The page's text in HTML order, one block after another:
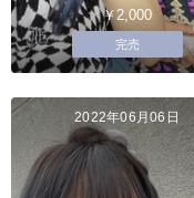
￥2,000
完売
2022年06月06日